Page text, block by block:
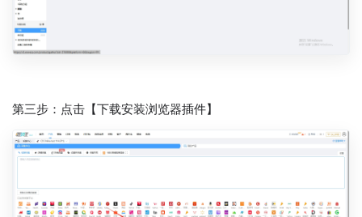
第三步：点击【下载安装浏览器插件】